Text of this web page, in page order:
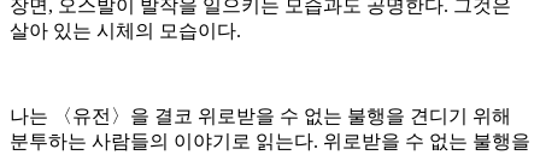
장면, 오스발이 발작을 일으키는 모습과도 공명한다. 그것은
살아 있는 시체의 모습이다.
나는 〈유전〉을 결코 위로받을 수 없는 불행을 견디기 위해
분투하는 사람들의 이야기로 읽는다. 위로받을 수 없는 불행을